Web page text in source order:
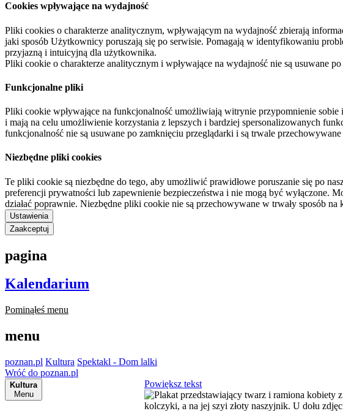
Cookies wpływające na wydajność
Pliki cookies o charakterze analitycznym, wpływającym na wydajność zbierają
jaki sposób Użytkownicy poruszają się po serwisie. Pomagają w identyfikowaniu
przyjazną i intuicyjną dla użytkownika.
Pliki cookie o charakterze analitycznym i wpływające na wydajność nie są usuwane
Funkcjonalne pliki
Pliki cookie wpływające na funkcjonalność umożliwiają witrynie przypomnienie
i mają na celu umożliwienie korzystania z lepszych i bardziej spersonalizowanych
funkcjonalność nie są usuwane po zamknięciu przeglądarki i są trwale
Niezbędne pliki cookies
Te pliki cookie są niezbędne do tego, aby umożliwić prawidłowe poruszanie się po
preferencji prywatności lub zapewnienie bezpieczeństwa i nie mogą być wyłączone.
działać poprawnie. Niezbędne pliki cookie nie są przechowywane w trwały sposób
Ustawienia
Zaakceptuj
pagina
Kalendarium
Pominąłeś menu
menu
poznan.pl Kultura Spektakl - Dom lalki
Wróć do poznan.pl
Kultura
Menu
Powiększ tekst